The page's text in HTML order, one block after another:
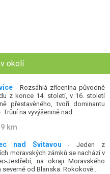
okolí
- Rozsáhlá zřícenina původně
z konce 14. století, v 16. století
přestavěného, tvoří dominantu
na vyvýšenině nad...
km
nad Svitavou - Jeden z
moravských zámků se nachází v
Jestřebí, na okraji Moravského
severně od Blanska. Rokokově...